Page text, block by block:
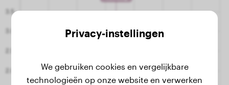
Privacy-instellingen
We gebruiken cookies en vergelijkbare
technologieën op onze website en verwerken